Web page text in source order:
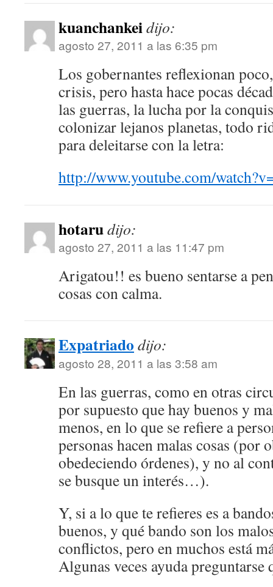
kuanchankeidijo:
agosto 27, 2011 a las 6:35 pm
Los gobernantes reflexionan
crisis, pero hasta hace pocas
las guerras, la lucha por la
colonizar lejanos planetas, todo
para deleitarse con la letra:
http://www.youtube.com/
hotarudijo:
agosto 27, 2011 a las 11:47 pm
Arigatou!! es bueno sentarse a
cosas con calma.
Expatriado dijo:
agosto 28, 2011 a las 3:58 am
En las guerras, como en otras
por supuesto que hay buenos y
menos, en lo que se refiere a
personas hacen malas cosas (por
obedeciendo órdenes), y no al
se busque un interés…).
Y, si a lo que te refieres es a
buenos, y qué bando son los
conflictos, pero en muchos está
Algunas veces ayuda